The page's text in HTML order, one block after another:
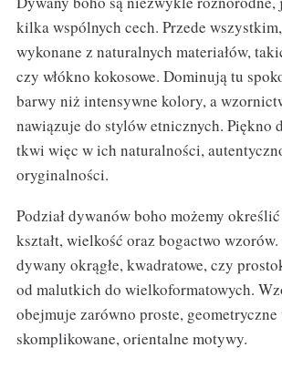
kilka wspólnych cech. Przede
wykonane z naturalnych materiałów,
czy włókno kokosowe. Dominują tu
barwy niż intensywne kolory, a
nawiązuje do stylów etnicznych. Piękno
tkwi więc w ich naturalności,
oryginalności.
Podział dywanów boho możemy
kształt, wielkość oraz bogactwo
dywany okrągłe, kwadratowe, czy
od malutkich do wielkoformatowych.
obejmuje zarówno proste,
skomplikowane, orientalne motywy.